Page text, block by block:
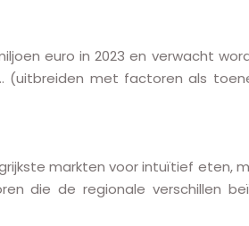
euro in 2023 en verwacht
met factoren als
markten voor intuïtief eten,
die de regionale verschillen